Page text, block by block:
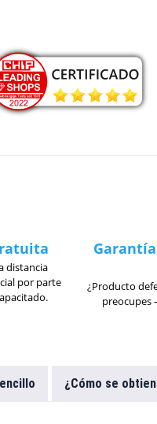
distancia
por parte
¿Producto
preocupes
¿Cómo se